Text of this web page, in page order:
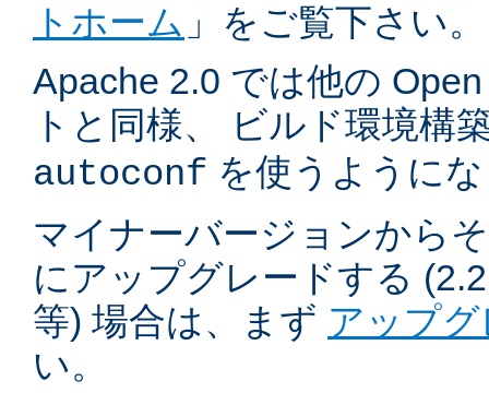
トホーム 」をご覧下さい。
Apache 2.0 では他の
トと同様、 ビルド環境構
autoconf を使うように
マイナーバージョンから
にアップグレードする
等) 場合は、まず アップ
い。